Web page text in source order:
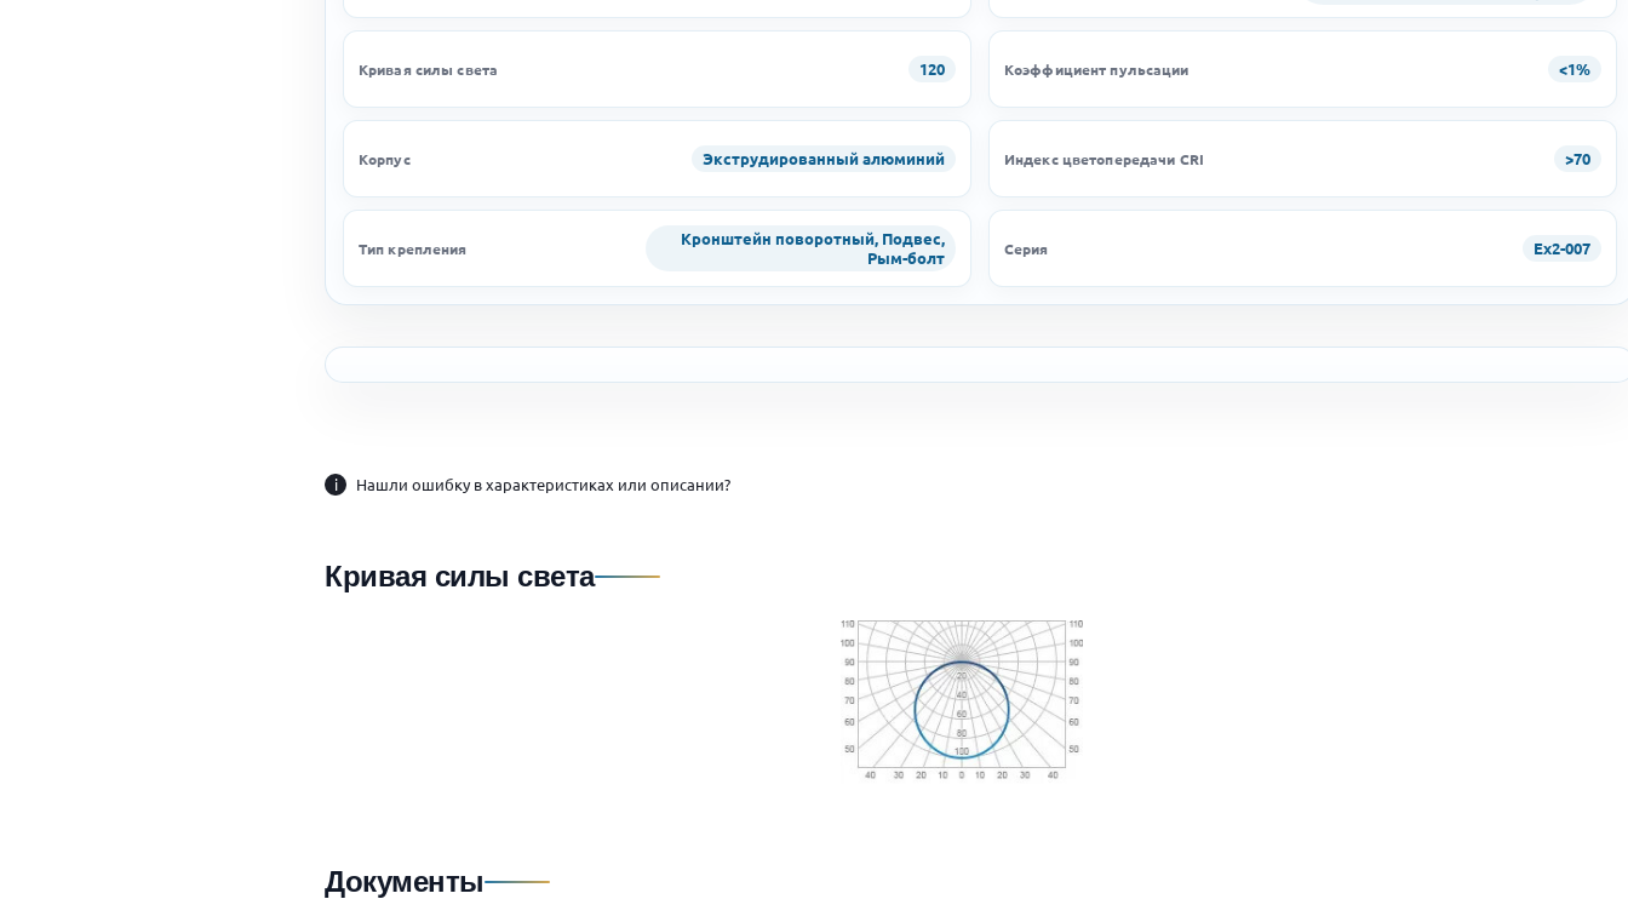
Кривая силы света 120 Коэффициент пульсации <1%
Корпус Экструдированный алюминий Индекс цветопередачи CRI >70
Тип крепления
Кронштейн поворотный, Подвес,
Рым-болт
Серия Ex2-007
i Нашли ошибку в характеристиках или описании?
Кривая силы света
Документы